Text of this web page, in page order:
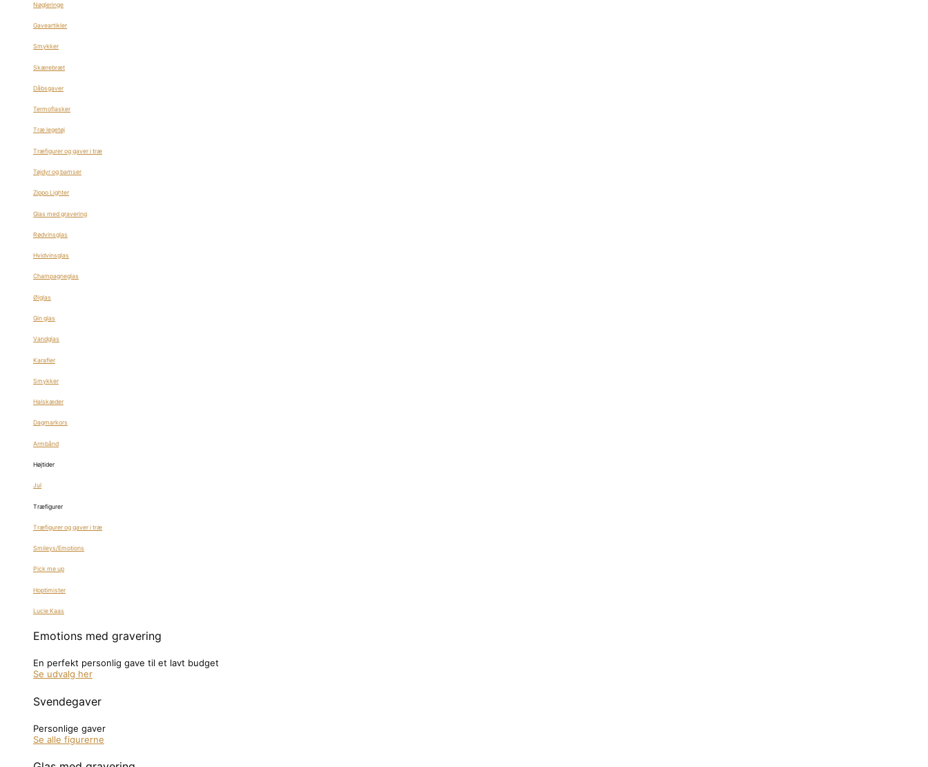
Nøgleringe
Gaveartikler
Smykker
Skærebræt
Dåbsgaver
Termoflasker
Træ legetøj
Træfigurer og gaver i træ
Tøjdyr og bamser
Zippo Lighter
Glas med gravering
Rødvinsglas
Hvidvinsglas
Champagneglas
Ølglas
Gin glas
Vandglas
Karafler
Smykker
Halskæder
Dagmarkors
Armbånd
Højtider
Jul
Træfigurer
Træfigurer og gaver i træ
Smileys/Emotions
Pick me up
Hoptimister
Lucie Kaas
Emotions med gravering
En perfekt personlig gave til et lavt budget
Se udvalg her
Svendegaver
Personlige gaver
Se alle figurerne